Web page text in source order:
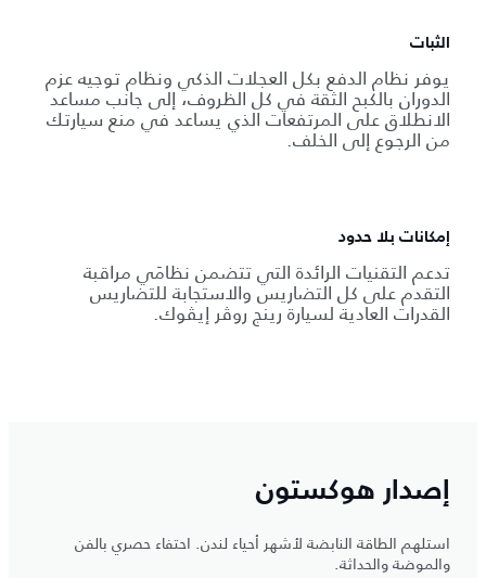
الثبات
يوفر نظام الدفع بكل العجلات الذكي ونظام توجيه عزم
الدوران بالكبح الثقة في كل الظروف، إلى جانب مساعد
الانطلاق على المرتفعات الذي يساعد في منع سيارتك
من الرجوع إلى الخلف.
إمكانات بلا حدود
تدعم التقنيات الرائدة التي تتضمن نظامَي مراقبة
التقدم على كل التضاريس والاستجابة للتضاريس
القدرات العادية لسيارة رينج روڤر إيڤوك.
إصدار هوكستون
استلهم الطاقة النابضة لأشهر أحياء لندن. احتفاء حصري بالفن
والموضة والحداثة.